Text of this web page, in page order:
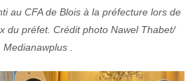
au CFA de Blois à la préfecture lors de
du préfet. Crédit photo Nawel Thabet/
Medianawplus .